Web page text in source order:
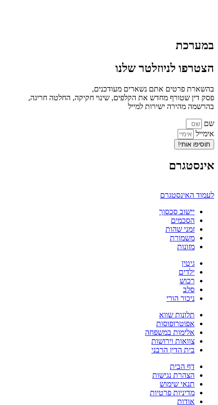
במערכת
הצטרפו לניוזלטר שלנו
בהשארת פרטים אתם נשארים מעודכנים,
פסק דין שטורף מחדש את הקלפים, שינוי חקיקה, החלטה חריגה,
בהרשמה מהירה ישירות למייל
שם
אימייל
תוסיפו אותי!
אינסטגרם
לעמוד האינסטגרם
יישוב סכסוך
הסכמים
זמני שהות
משמורת
מזונות
גיטין
ילדים
רכוש
סלב
ניכור הורי
תלונות שווא
אפוטרופוסות
אלימות במשפחה
צוואות וירושות
בית הדין הרבני
דף הבית
הצהרת נגישות
תנאי שימוש
מדיניות פרטיות
אודות